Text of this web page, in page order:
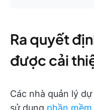
Ra quyết
được cải
Các nhà quản lý
sử dụng phần